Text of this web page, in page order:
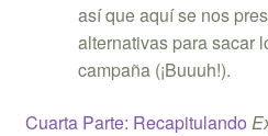
así que aquí se nos
alternativas para sacar
campaña (¡Buuuh!).
Cuarta Parte: Recapitulando